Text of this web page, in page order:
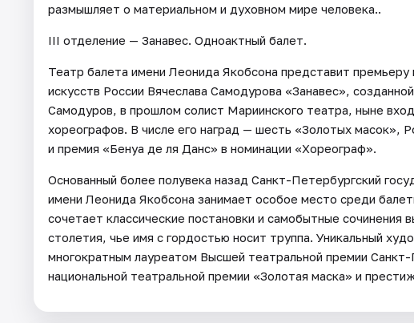
размышляет о материальном и духовном мире человека..
III отделение — Занавес. Одноактный балет.
Театр балета имени Леонида Якобсона представит
искусств России Вячеслава Самодурова «Занавес»,
Самодуров, в прошлом солист Мариинского театра, ныне
хореографов. В числе его наград — шесть «Золотых масок»,
и премия «Бенуа де ля Данс» в номинации «Хореограф».
Основанный более полувека назад Санкт-Петербургский
имени Леонида Якобсона занимает особое место среди
сочетает классические постановки и самобытные сочинения
столетия, чье имя с гордостью носит труппа. Уникальный
многократным лауреатом Высшей театральной премии
национальной театральной премии «Золотая маска» и